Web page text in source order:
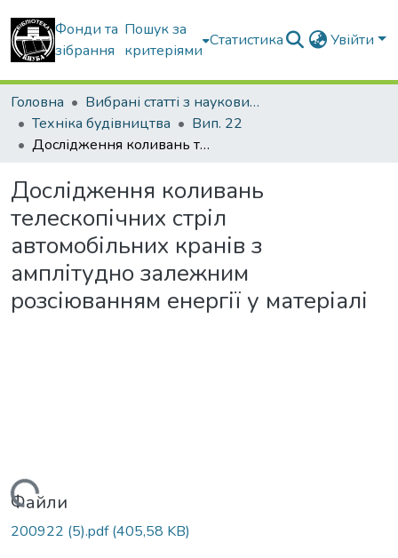
Фонди та
зібрання
Пошук за
критеріями
Статистика Увійти
Головна
Вибрані статті з наукових збірників КНУБА
Техніка будівництва
Вип. 22
Дослідження коливань телескопічних стріл автомобільних кранів з амплітудно залежним розсіюванням енергії у матеріалі
Дослідження коливань
телескопічних стріл
автомобільних кранів з
амплітудно залежним
розсіюванням енергії у матеріалі
Файли
200922 (5).pdf(405,58 KB)